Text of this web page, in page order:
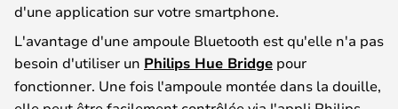
d'une application sur votre smartphone.
L'avantage d'une ampoule Bluetooth est qu'elle n'a pas
besoin d'utiliser un Philips Hue Bridge pour
fonctionner. Une fois l'ampoule montée dans la douille,